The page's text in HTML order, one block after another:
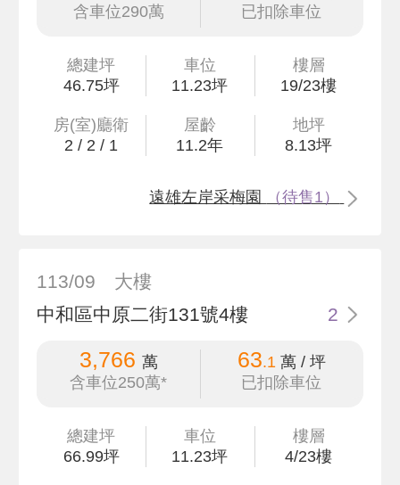
含車位290萬
已扣除車位
總建坪
46.75坪
車位
11.23坪
樓層
19/23樓
房(室)廳衛
2 / 2 / 1
屋齡
11.2年
地坪
8.13坪
遠雄左岸采梅園 （待售1）
113/09
大樓
中和區中原二街131號4樓
2
3,766 萬
含車位250萬*
63.1 萬 / 坪
已扣除車位
總建坪
66.99坪
車位
11.23坪
樓層
4/23樓